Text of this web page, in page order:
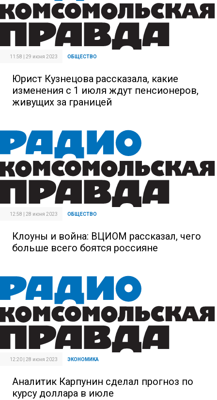
11:58 | 29 июня 2023 ОБЩЕСТВО
Юрист Кузнецова рассказала, какие
изменения с 1 июля ждут пенсионеров,
живущих за границей
12:58 | 28 июня 2023 ОБЩЕСТВО
Клоуны и война: ВЦИОМ рассказал, чего
больше всего боятся россияне
12:20 | 28 июня 2023 ЭКОНОМИКА
Аналитик Карпунин сделал прогноз по
курсу доллара в июле